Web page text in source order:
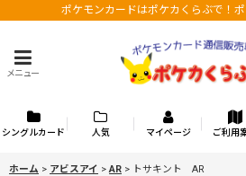
ポケモンカードはポケカくらぶで！
メニュー
シングルカード 人気 マイページ ご利用
ホーム > アビスアイ > AR > トサキント AR